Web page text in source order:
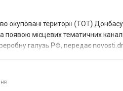
окуповані території (ТОТ)
появою місцевих тематичних
галузь РФ, передає